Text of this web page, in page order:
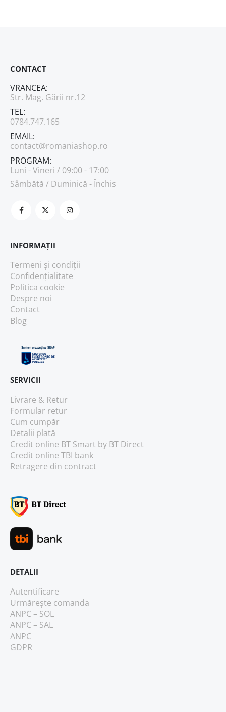
CONTACT
VRANCEA:
Str. Mag. Gării nr.12
TEL:
0784.747.165
EMAIL:
contact@romaniashop.ro
PROGRAM:
Luni - Vineri / 09:00 - 17:00
Sâmbătă / Duminică - Închis
INFORMAȚII
Termeni și condiții
Confidențialitate
Politica cookie
Despre noi
Contact
Blog
SERVICII
Livrare & Retur
Formular retur
Cum cumpăr
Detalii plată
Credit online BT Smart by BT Direct
Credit online TBI bank
Retragere din contract
DETALII
Autentificare
Urmărește comanda
ANPC – SOL
ANPC – SAL
ANPC
GDPR